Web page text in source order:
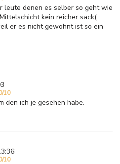
leute denen es selber so geht wie
kein reicher sack(
er es nicht gewohnt ist so ein
10
den ich je gesehen habe.
10